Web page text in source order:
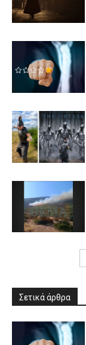
Σετικά άρθρα